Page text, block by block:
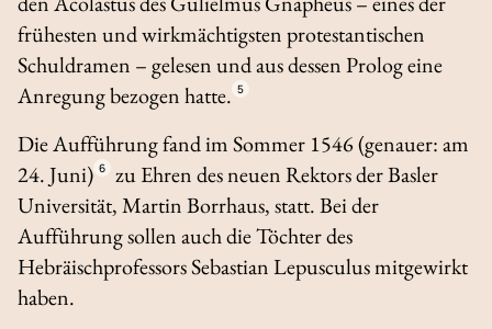
frühesten und wirkmächtigsten protestantischen
Schuldramen – gelesen und aus dessen Prolog eine
Anregung bezogen hatte. 5
Die Aufführung fand im Sommer 1546 (genauer: am
24. Juni) 6
zu Ehren des neuen Rektors der Basler
Universität, Martin Borrhaus, statt. Bei der
Aufführung sollen auch die Töchter des
Hebräischprofessors Sebastian Lepusculus mitgewirkt
haben.